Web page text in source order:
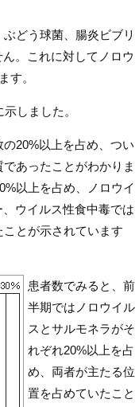
どう球菌、腸炎ビブリ
。これに対してノロウ
す。
しました。
20%以上を占め、つい
あったことがわかりま
以上を占め、ノロウイ
ウイルス性食中毒では
とが示されています
患者数でみると、前
半期ではノロウイル
スとサルモネラがそ
れぞれ20%以上を占
め、両者が主たる位
置を占めていたこと